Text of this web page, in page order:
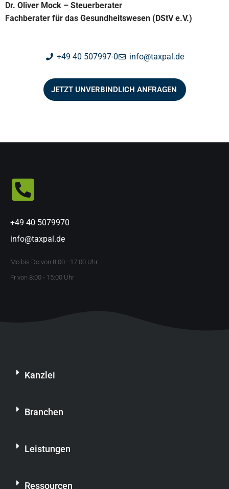
Dr. Oliver Mock – Steuerberater
Fachberater für das Gesundheitswesen (DStV e.V.)
+49 40 507997-0 info@taxpal.de
JETZT UNVERBINDLICH ANFRAGEN
+49 40 5079970
info@taxpal.de
Mo bis Do von 8:00 - 17:00 Uhr
Fr von 8:00 - 15:00 Uhr
Kanzlei
Branchen
Leistungen
Ressourcen